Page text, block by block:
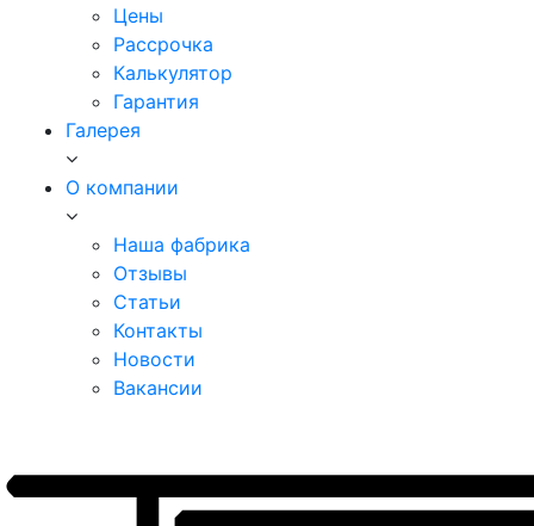
Цены
Рассрочка
Калькулятор
Гарантия
Галерея
О компании
Наша фабрика
Отзывы
Статьи
Контакты
Новости
Вакансии